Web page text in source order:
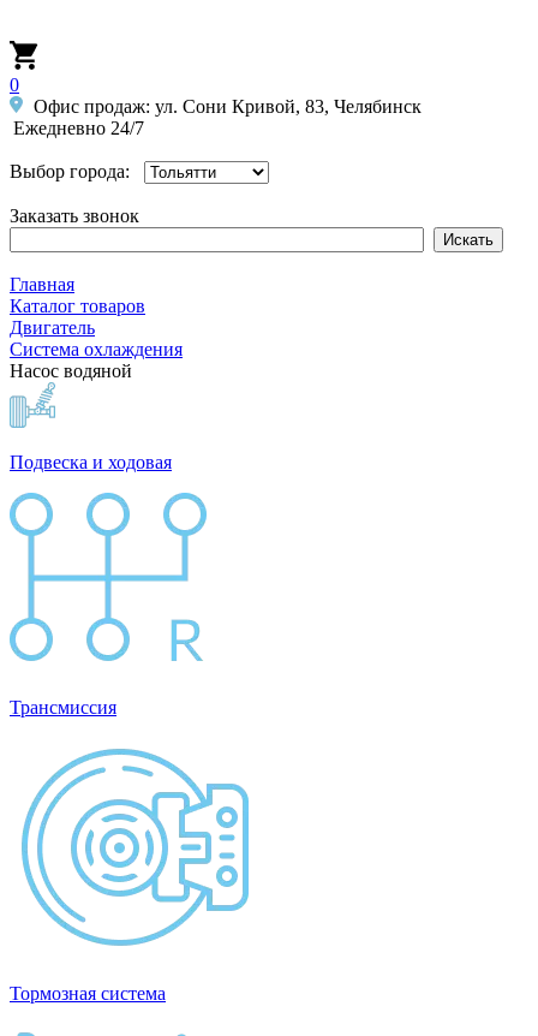
0
Офис продаж: ул. Сони Кривой, 83, Челябинск
Ежедневно 24/7
Выбор города:
Заказать звонок
Главная
Каталог товаров
Двигатель
Система охлаждения
Насос водяной
Подвеска и ходовая
Трансмиссия
Тормозная система